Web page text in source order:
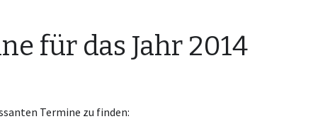
für das Jahr 2014
Termine zu finden: